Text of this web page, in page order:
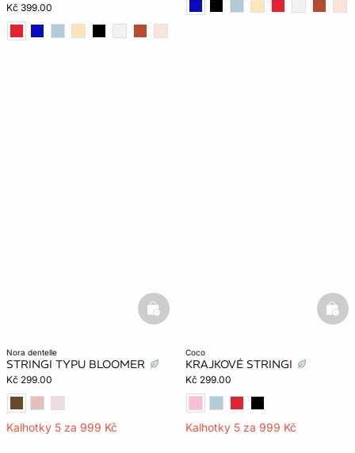
Kč 399.00
nora dentelle
STRINGI TYPU BLOOMER
Kč 299.00
Kalhotky 5 za 999 Kč
basketfull
coco
KRAJKOVÉ STRINGI
Kč 299.00
Kalhotky 5 za 999 Kč